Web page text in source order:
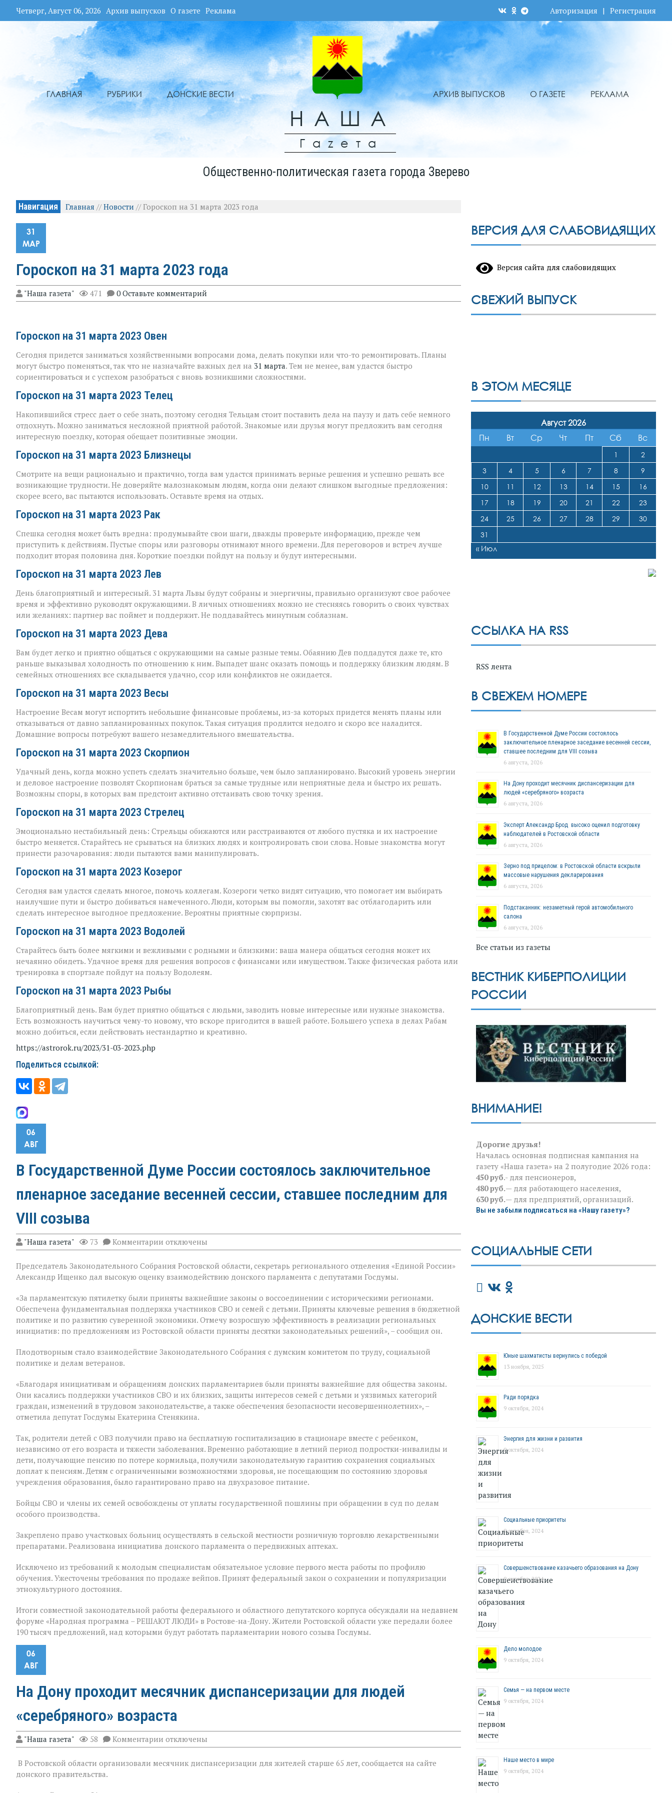
Четверг, Август 06, 2026 Архив выпусков О газете Реклама Авторизация | Регистрация
ГЛАВНАЯ РУБРИКИ ДОНСКИЕ ВЕСТИ
НАША
Гаzета
АРХИВ ВЫПУСКОВ О ГАЗЕТЕ РЕКЛАМА
Общественно-политическая газета города Зверево
Навигация Главная //Новости //Гороскоп на 31 марта 2023 года
31
МАР
Гороскоп на 31 марта 2023 года
"Наша газета" 471 0 Оставьте комментарий
Гороскоп на 31 марта 2023 Овен
Сегодня придется заниматься хозяйственными вопросами дома, делать покупки или что-то ремонтировать. Планы
могут быстро поменяться, так что не назначайте важных дел на 31 марта. Тем не менее, вам удастся быстро
сориентироваться и с успехом разобраться с вновь возникшими сложностями.
Гороскоп на 31 марта 2023 Телец
Накопившийся стресс дает о себе знать, поэтому сегодня Тельцам стоит поставить дела на паузу и дать себе немного
отдохнуть. Можно заниматься несложной приятной работой. Знакомые или друзья могут предложить вам сегодня
интересную поездку, которая обещает позитивные эмоции.
Гороскоп на 31 марта 2023 Близнецы
Смотрите на вещи рационально и практично, тогда вам удастся принимать верные решения и успешно решать все
возникающие трудности. Не доверяйте малознакомым людям, когда они делают слишком выгодные предложения:
скорее всего, вас пытаются использовать. Оставьте время на отдых.
Гороскоп на 31 марта 2023 Рак
Спешка сегодня может быть вредна: продумывайте свои шаги, дважды проверьте информацию, прежде чем
приступить к действиям. Пустые споры или разговоры отнимают много времени. Для переговоров и встреч лучше
подходит вторая половина дня. Короткие поездки пойдут на пользу и будут интересными.
Гороскоп на 31 марта 2023 Лев
День благоприятный и интересный. 31 марта Львы будут собраны и энергичны, правильно организуют свое рабочее
время и эффективно руководят окружающими. В личных отношениях можно не стесняясь говорить о своих чувствах
или желаниях: партнер вас поймет и поддержит. Не поддавайтесь минутным соблазнам.
Гороскоп на 31 марта 2023 Дева
Вам будет легко и приятно общаться с окружающими на самые разные темы. Обаянию Дев поддадутся даже те, кто
раньше выказывал холодность по отношению к ним. Выпадет шанс оказать помощь и поддержку близким людям. В
семейных отношениях все складывается удачно, ссор или конфликтов не ожидается.
Гороскоп на 31 марта 2023 Весы
Настроение Весам могут испортить небольшие финансовые проблемы, из-за которых придется менять планы или
отказываться от давно запланированных покупок. Такая ситуация продлится недолго и скоро все наладится.
Домашние вопросы потребуют вашего незамедлительного вмешательства.
Гороскоп на 31 марта 2023 Скорпион
Удачный день, когда можно успеть сделать значительно больше, чем было запланировано. Высокий уровень энергии
и деловое настроение позволят Скорпионам браться за самые трудные или неприятные дела и быстро их решать.
Возможны споры, в которых вам предстоит активно отстаивать свою точку зрения.
Гороскоп на 31 марта 2023 Стрелец
Эмоционально нестабильный день: Стрельцы обижаются или расстраиваются от любого пустяка и их настроение
быстро меняется. Старайтесь не срываться на близких людях и контролировать свои слова. Новые знакомства могут
принести разочарования: люди пытаются вами манипулировать.
Гороскоп на 31 марта 2023 Козерог
Сегодня вам удастся сделать многое, помочь коллегам. Козероги четко видят ситуацию, что помогает им выбирать
наилучшие пути и быстро добиваться намеченного. Люди, которым вы помогли, захотят вас отблагодарить или
сделать интересное выгодное предложение. Вероятны приятные сюрпризы.
Гороскоп на 31 марта 2023 Водолей
Старайтесь быть более мягкими и вежливыми с родными и близкими: ваша манера общаться сегодня может их
нечаянно обидеть. Удачное время для решения вопросов с финансами или имуществом. Также физическая работа или
тренировка в спортзале пойдут на пользу Водолеям.
Гороскоп на 31 марта 2023 Рыбы
Благоприятный день. Вам будет приятно общаться с людьми, заводить новые интересные или нужные знакомства.
Есть возможность научиться чему-то новому, что вскоре пригодится в вашей работе. Большего успеха в делах Рабам
можно добиться, если действовать нестандартно и креативно.
https://astrorok.ru/2023/31-03-2023.php
Поделиться ссылкой:
06
АВГ
В Государственной Думе России состоялось заключительное
пленарное заседание весенней сессии, ставшее последним для
VIII созыва
"Наша газета" 73 Комментарии к
записи
Государственной
Думе
заключительное
пленарное
заседание
весенней
сессии,
последним
отключены
Председатель Законодательного Собрания Ростовской области, секретарь регионального отделения «Единой России»
Александр Ищенко дал высокую оценку взаимодействию донского парламента с депутатами Госдумы.
«За парламентскую пятилетку были приняты важнейшие законы о воссоединении с историческими регионами.
Обеспечена фундаментальная поддержка участников СВО и семей с детьми. Приняты ключевые решения в бюджетной
политике и по развитию суверенной экономики. Отмечу возросшую эффективность в реализации региональных
инициатив: по предложениям из Ростовской области приняты десятки законодательных решений», – сообщил он.
Плодотворным стало взаимодействие Законодательного Собрания с думским комитетом по труду, социальной
политике и делам ветеранов.
«Благодаря инициативам и обращениям донских парламентариев были приняты важнейшие для общества законы.
Они касались поддержки участников СВО и их близких, защиты интересов семей с детьми и уязвимых категорий
граждан, изменений в трудовом законодательстве, а также обеспечения безопасности несовершеннолетних», –
отметила депутат Госдумы Екатерина Стенякина.
Так, родители детей с ОВЗ получили право на бесплатную госпитализацию в стационаре вместе с ребенком,
независимо от его возраста и тяжести заболевания. Временно работающие в летний период подростки-инвалиды и
дети, получающие пенсию по потере кормильца, получили законодательную гарантию сохранения социальных
доплат к пенсиям. Детям с ограниченными возможностями здоровья, не посещающим по состоянию здоровья
учреждения образования, было гарантировано право на двухразовое питание.
Бойцы СВО и члены их семей освобождены от уплаты государственной пошлины при обращении в суд по делам
особого производства.
Закреплено право участковых больниц осуществлять в сельской местности розничную торговлю лекарственными
препаратами. Реализована инициатива донского парламента о передвижных аптеках.
Исключено из требований к молодым специалистам обязательное условие первого места работы по профилю
обучения. Ужесточены требования по продаже вейпов. Принят федеральный закон о сохранении и популяризации
этнокультурного достояния.
Итоги совместной законодательной работы федерального и областного депутатского корпуса обсуждали на недавнем
форуме «Народная программа – РЕШАЮТ ЛЮДИ» в Ростове-на-Дону. Жители Ростовской области уже передали более
190 тысяч предложений, над которыми будут работать парламентарии нового созыва Госдумы.
06
АВГ
На Дону проходит месячник диспансеризации для людей
«серебряного» возраста
"Наша газета" 58 Комментарии к
записи
Дону
отключены
В Ростовской области организовали месячник диспансеризации для жителей старше 65 лет, сообщается на сайте
донского правительства.
ВЕРСИЯ ДЛЯ СЛАБОВИДЯЩИХ
Версия сайта для слабовидящих
СВЕЖИЙ ВЫПУСК
В ЭТОМ МЕСЯЦЕ
Август 2026
Пн
Вт Ср Чт Пт Сб Вс
1
2
3
4 5 6 7 8
9
10
11 12 13 14 15
16
17
18 19 20 21 22
23
24
25 26 27 28 29
30
31
« Июл
ССЫЛКА НА RSS
RSS лента
В СВЕЖЕМ НОМЕРЕ
В Государственной Думе России состоялось
заключительное пленарное заседание весенней сессии,
ставшее последним для VIII созыва
6 августа, 2026
На Дону проходит месячник диспансеризации для
людей «серебряного» возраста
6 августа, 2026
Эксперт Александр Брод высоко оценил подготовку
наблюдателей в Ростовской области
6 августа, 2026
Зерно под прицелом: в Ростовской области вскрыли
массовые нарушения декларирования
6 августа, 2026
Подстаканник: незаметный герой автомобильного
салона
6 августа, 2026
Все статьи из газеты
ВЕСТНИК КИБЕРПОЛИЦИИ
РОССИИ
ВНИМАНИЕ!
Дорогие друзья!
Началась основная подписная кампания на
газету «Наша газета» на 2 полугодие 2026 года:
450 руб.- для пенсионеров,
480 руб.— для работающего населения,
630 руб.— для предприятий, организаций.
Вы не забыли подписаться на «Нашу газету»?
СОЦИАЛЬНЫЕ СЕТИ
ДОНСКИЕ ВЕСТИ
Юные шахматисты вернулись с победой
13 ноября, 2025
Ради порядка
9 октября, 2024
Энергия для жизни и развития
9 октября, 2024
Социальные приоритеты
9 октября, 2024
Совершенствование казачьего образования на Дону
9 октября, 2024
Дело молодое
9 октября, 2024
Семья — на первом месте
9 октября, 2024
Наше место в мире
9 октября, 2024